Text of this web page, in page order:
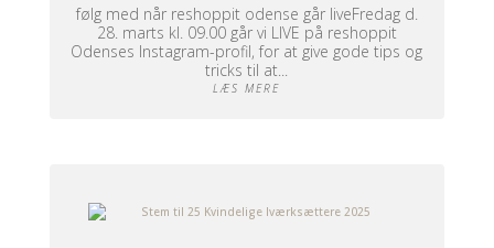
følg med når reshoppit odense går liveFredag d.
28. marts kl. 09.00 går vi LIVE på reshoppit
Odenses Instagram-profil, for at give gode tips og
tricks til at...
LÆS MERE